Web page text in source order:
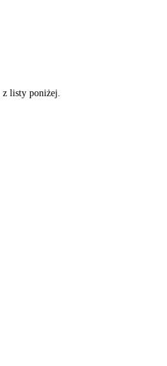
listy poniżej.